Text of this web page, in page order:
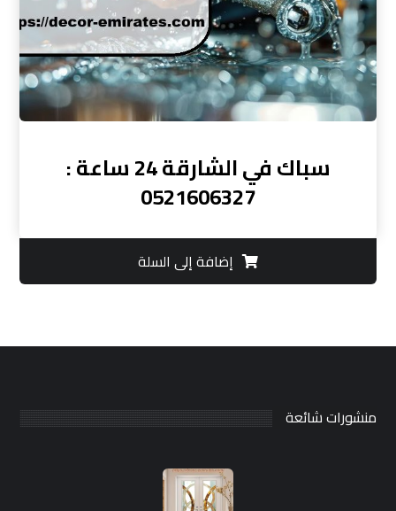
سباك في الشارقة 24 ساعة :
0521606327
إضافة إلى السلة
منشورات شائعة